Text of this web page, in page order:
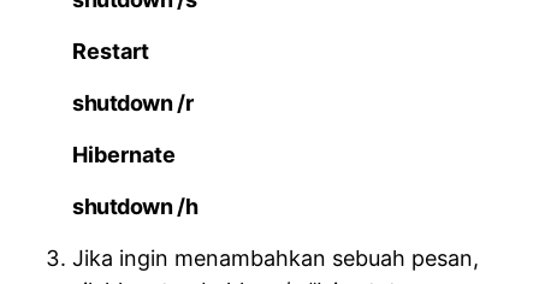
Restart
shutdown /r
Hibernate
shutdown /h
Jika ingin menambahkan sebuah pesan,